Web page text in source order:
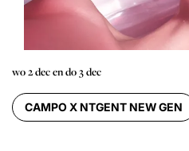
CAMPO X NTGENT NEW GEN
wo 2 decendo 3 dec